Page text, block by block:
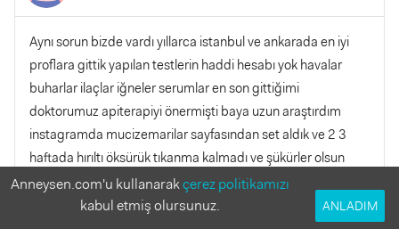
Aynı sorun bizde vardı yıllarca istanbul ve ankarada en iyi
proflara gittik yapılan testlerin haddi hesabı yok havalar
buharlar ilaçlar iğneler serumlar en son gittiğimi
doktorumuz apiterapiyi önermişti baya uzun araştırdım
instagramda mucizemarilar sayfasından set aldık ve 2 3
haftada hırıltı öksürük tıkanma kalmadı ve şükürler olsun
ilaçlarıda bıraktık şu an bir sorunumuz yok hatta facede
apiterapi aileleri sayfasına bakın 3 binden fazla aile var
Anneysen.com'u kullanarakçerez politikamızı
kabul etmiş olursunuz.
ANLADIM